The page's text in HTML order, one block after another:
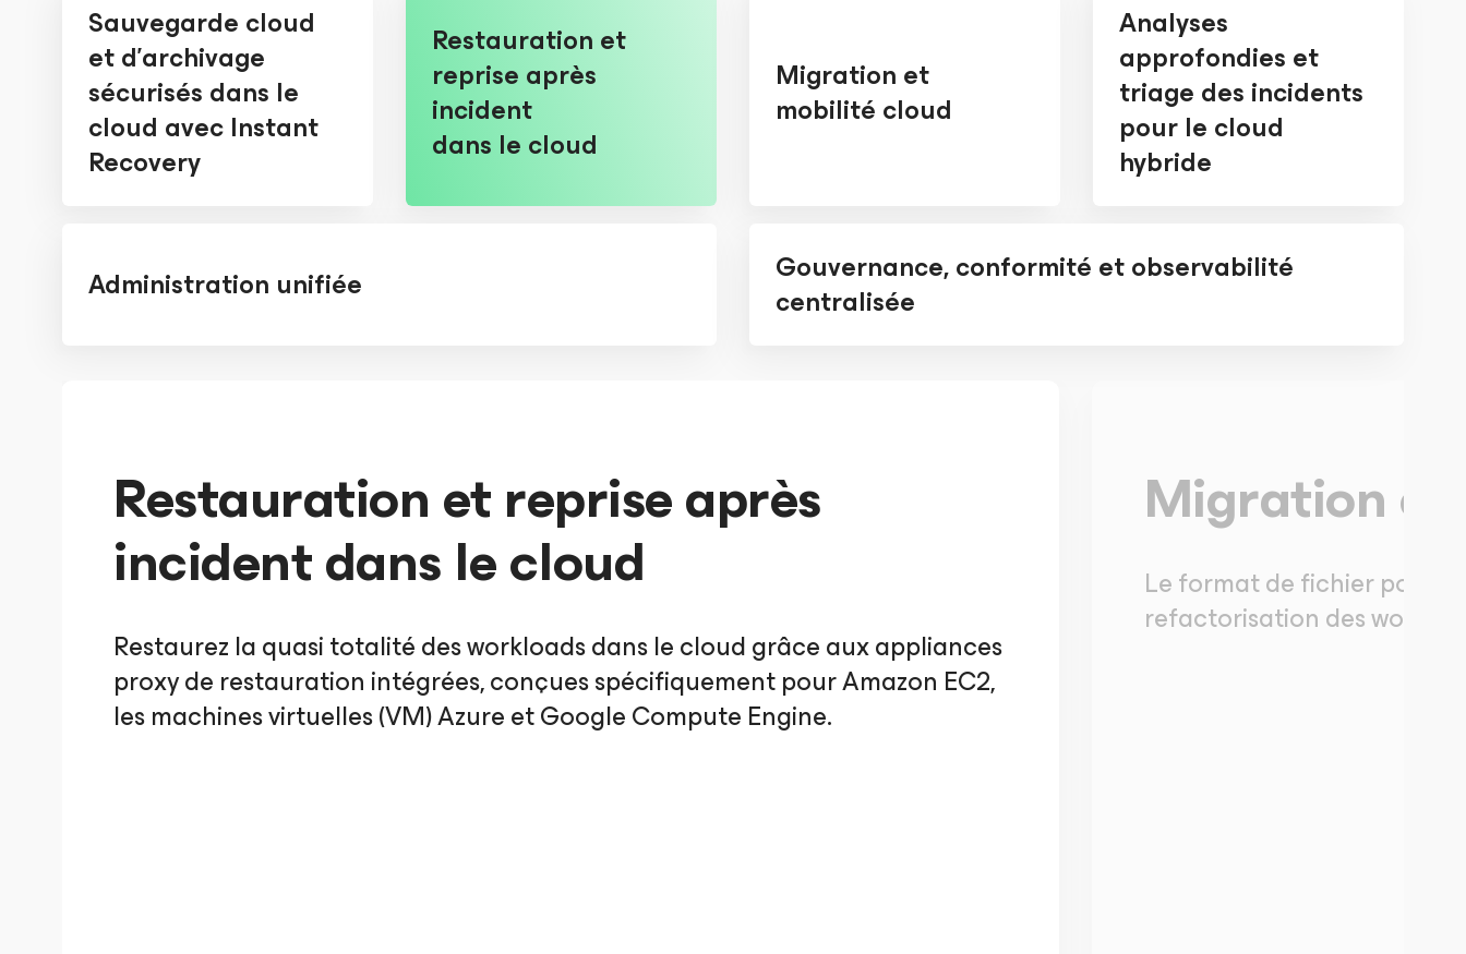
Sauvegarde cloud
et d'archivage
sécurisés dans le
cloud avec Instant
Recovery
Restauration et
reprise après
incident
dans le cloud
Migration et
mobilité cloud
Analyses
approfondies et
triage des incidents
pour le cloud
hybride
Administration unifiée
Gouvernance, conformité et observabilité
centralisée
Restauration et reprise après
incident dans le cloud
Restaurez la quasi totalité des workloads dans le cloud grâce aux appliances
proxy de restauration intégrées, conçues spécifiquement pour Amazon EC2,
les machines virtuelles (VM) Azure et Google Compute Engine.
Migration
Le format de fichier
refactorisation des